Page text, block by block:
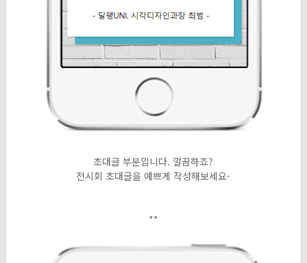
초대글 부분입니다. 깔끔하죠?
전시회 초대글을 예쁘게 작성해보세요-
**